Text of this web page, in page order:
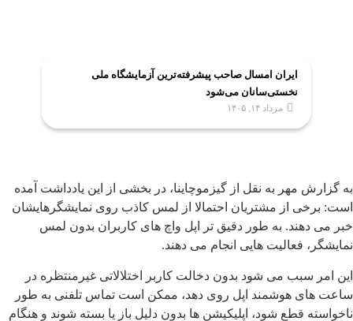
ایران امسال صاحب پیشرفته‌ترین آزمایشگاه ملی
نخستی‌سانان می‌شود
مرداد ۱۴, ۱۴۰۵
به گزارش مهر به نقل از گیزموچاینا، در بخشی از این یادداشت آمده
است: برخی از مشتریان احتمالا از لمس کاذب روی نمایشگرهایشان
خبر می دهند. به طور دقیق تر اپل واچ های کاربران بدون لمس
نمایشگر، فعالیت هایی انجام می دهند.
این امر سبب می شود بدون دخالت کاربر اختلالاتی غیرمنتظره در
ساعت های هوشمند اپل روی دهد، ممکن است تماس تلفنی به طور
ناخواسته قطع شود، اپلیکیشن ها بدون دلیل باز یا بسته شوند و هنگام